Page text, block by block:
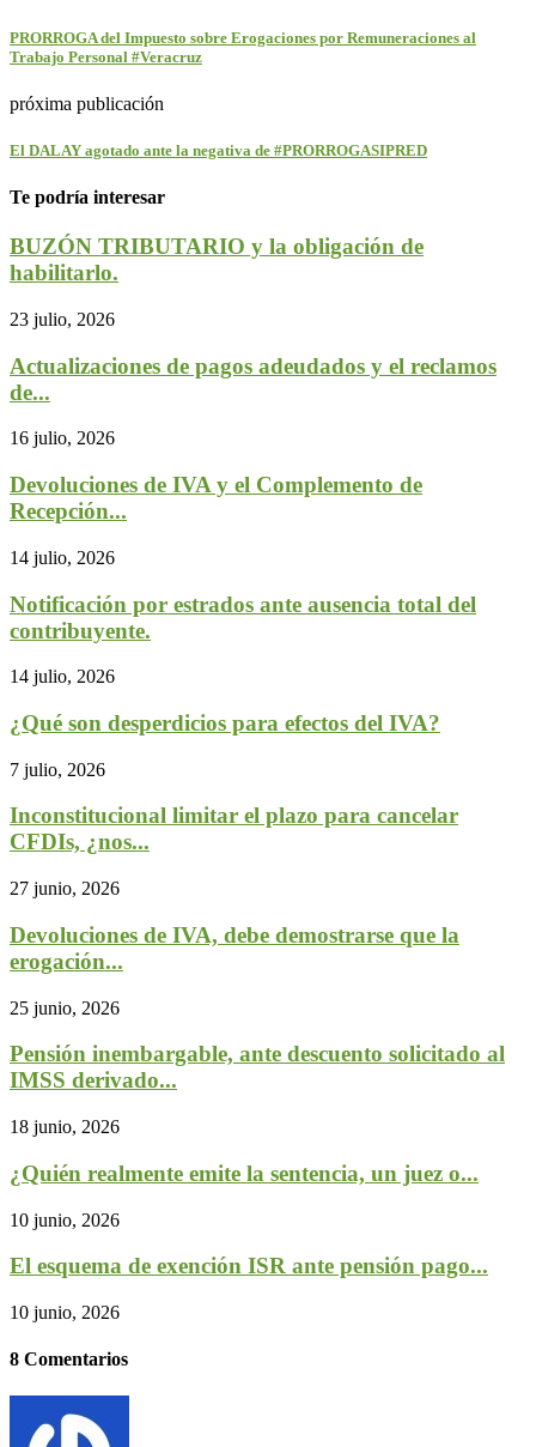
PRORROGA del Impuesto sobre Erogaciones por Remuneraciones al
Trabajo Personal #Veracruz
próxima publicación
El DALAY agotado ante la negativa de #PRORROGASIPRED
Te podría interesar
BUZÓN TRIBUTARIO y la obligación de
habilitarlo.
23 julio, 2026
Actualizaciones de pagos adeudados y el reclamos
de...
16 julio, 2026
Devoluciones de IVA y el Complemento de
Recepción...
14 julio, 2026
Notificación por estrados ante ausencia total del
contribuyente.
14 julio, 2026
¿Qué son desperdicios para efectos del IVA?
7 julio, 2026
Inconstitucional limitar el plazo para cancelar
CFDIs, ¿nos...
27 junio, 2026
Devoluciones de IVA, debe demostrarse que la
erogación...
25 junio, 2026
Pensión inembargable, ante descuento solicitado al
IMSS derivado...
18 junio, 2026
¿Quién realmente emite la sentencia, un juez o...
10 junio, 2026
El esquema de exención ISR ante pensión pago...
10 junio, 2026
8 Comentarios